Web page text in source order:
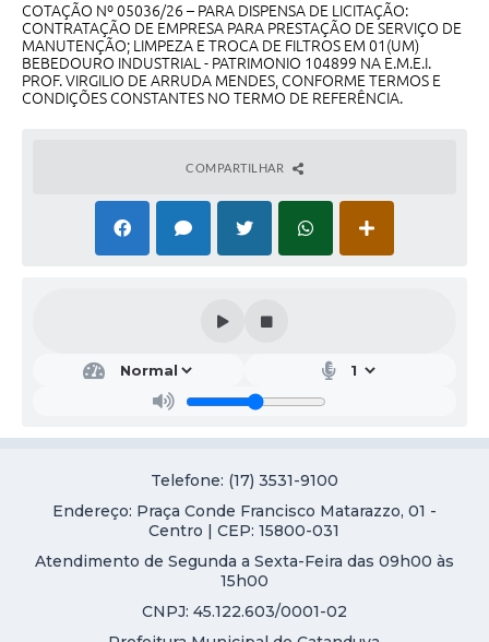
SIC
Diário Oficial
Contato
COTAÇÃO Nº 05036/26 – PARA DISPENSA DE LICITAÇÃO:
CONTRATAÇÃO DE EMPRESA PARA PRESTAÇÃO DE SERVIÇO DE
MANUTENÇÃO; LIMPEZA E TROCA DE FILTROS EM 01(UM)
BEBEDOURO INDUSTRIAL - PATRIMONIO 104899 NA E.M.E.I.
PROF. VIRGILIO DE ARRUDA MENDES, CONFORME TERMOS E
CONDIÇÕES CONSTANTES NO TERMO DE REFERÊNCIA.
COMPARTILHAR
Telefone: (17) 3531-9100
Endereço: Praça Conde Francisco Matarazzo, 01 -
Centro | CEP: 15800-031
Atendimento de Segunda a Sexta-Feira das 09h00 às
15h00
CNPJ: 45.122.603/0001-02